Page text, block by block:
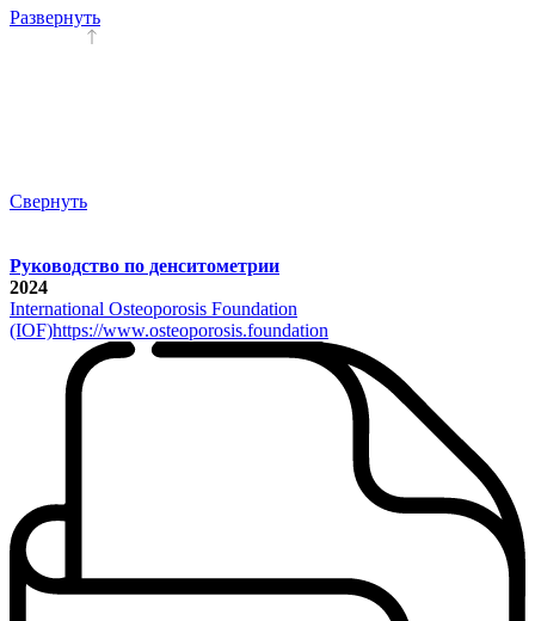
Развернуть
Свернуть
Руководство по денситометрии
2024
International Osteoporosis Foundation
(IOF)https://www.osteoporosis.foundation